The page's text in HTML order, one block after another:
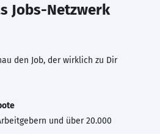
Jobs-Netzwerk
den Job, der wirklich zu Dir
und über 20.000